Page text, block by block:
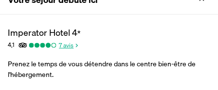
Imperator Hotel4*
4,1 7avis
Prenez le temps de vous détendre dans le centre bien-être de
l'hébergement.